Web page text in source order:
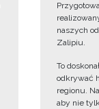
naszych
Zalipiu.
To
odkrywać
regionu.
aby nie